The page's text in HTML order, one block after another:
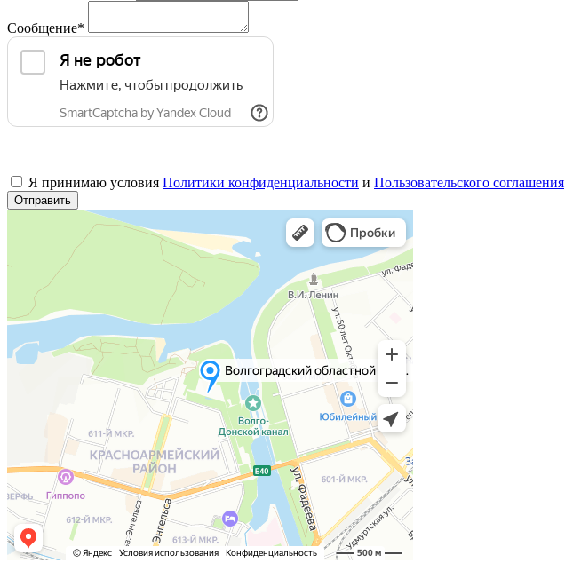
Сообщение*
Я принимаю условия Политики конфиденциальности и Пользовательского соглашения
Отправить